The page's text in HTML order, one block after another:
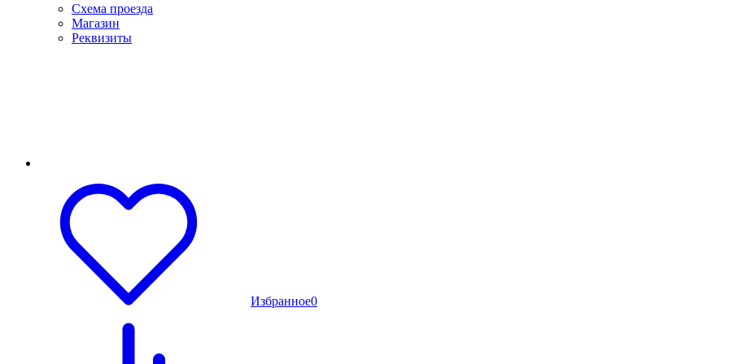
Схема проезда
Магазин
Реквизиты
Избранное0